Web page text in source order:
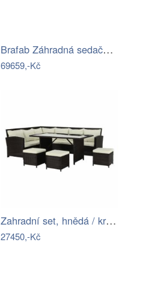
Brafab Záhradná sedačka WELDON - Čierna…
69659,-Kč
Zahradní set, hnědá / krémová, STARK…
27450,-Kč